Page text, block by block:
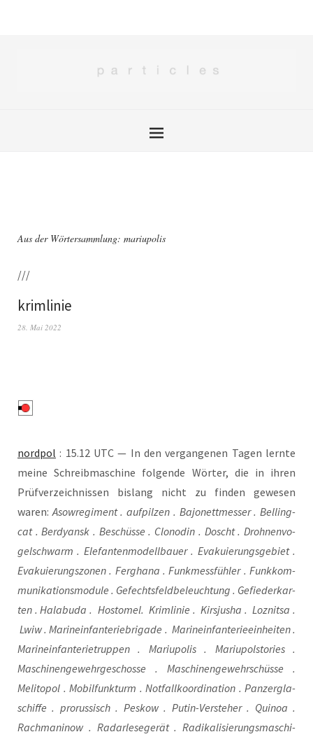
Aus der Wörtersammlung: mariupolis
///
krimlinie
28. Mai 2022
nord­pol : 15.12 UTC — In den ver­gan­ge­nen Tagen lern­te
mei­ne Schreib­ma­schi­ne fol­gen­de Wör­ter, die in ihren
Prüf­ver­zeich­nis­sen bis­lang nicht zu fin­den gewe­sen
waren:Aso­w­re­gi­ment . auf­pil­zen . Bajo­nett­mes­ser . Bel­ling­
cat . Ber­dy­ansk . Beschüs­se . Clo­no­din . Doscht . Droh­nen­vo­
gel­schwarm . Ele­fan­ten­mo­dell­bau­er . Eva­ku­ie­rungs­ge­biet .
Eva­ku­ie­rungs­zo­nen . Fergha­na . Funk­mess­füh­ler . Funk­kom­
mu­ni­ka­ti­ons­mo­dule . Gefechts­feld­be­leuch­tung . Gefie­der­kar­
ten . Hala­bu­da . Hosto­mel. Krim­li­nie . Kirs­ju­sha . Loz­nit­sa .
Lwiw . Mari­ne­infan­te­rie­bri­ga­de . Mari­ne­infan­te­rie­ein­hei­ten .
Mari­ne­infan­te­rie­trup­pen . Mariu­po­lis . Mariu­pols­to­ries .
Maschi­nen­ge­wehr­ge­schos­se . Maschi­nen­ge­wehr­schüs­se .
Meli­to­pol . Mobil­funk­turm . Not­fall­ko­or­di­na­ti­on . Pan­zer­gla­
schif­fe . pro­rus­sisch . Pes­kow . Putin-Ver­ste­her . Qui­noa .
Rach­ma­ni­now . Radarle­se­ge­rät . Radi­ka­li­sie­rungs­ma­schi­